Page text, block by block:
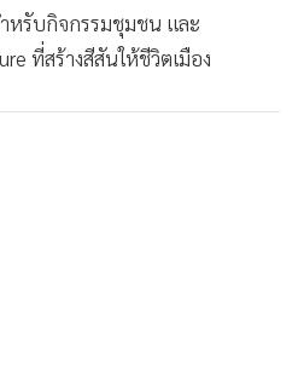
หรับกิจกรรมชุมชน และ
ที่สร้างสีสันให้ชีวิตเมือง